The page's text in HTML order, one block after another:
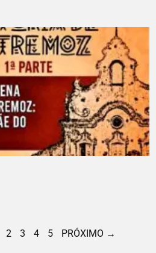
2 3 4 5 PRÓXIMO →